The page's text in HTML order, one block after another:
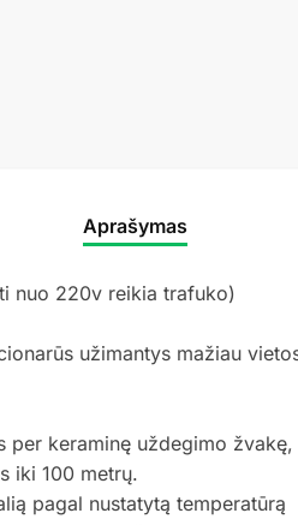
Aprašymas
nuo 220v reikia trafuko)
užimantys mažiau
keraminę uždegimo
iki 100 metrų.
pagal nustatytą temperatūrą